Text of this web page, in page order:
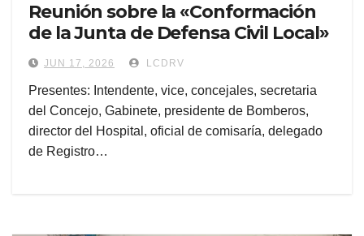
Reunión sobre la «Conformación
de la Junta de Defensa Civil Local»
JUN 17, 2026 LCDRV
Presentes: Intendente, vice, concejales, secretaria
del Concejo, Gabinete, presidente de Bomberos,
director del Hospital, oficial de comisaría, delegado
de Registro…